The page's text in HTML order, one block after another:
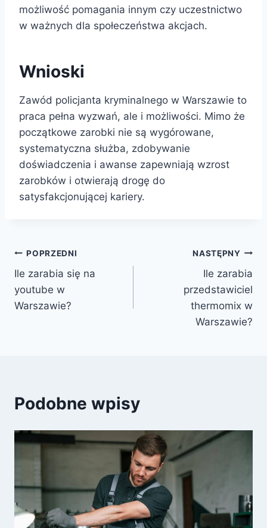
możliwość pomagania innym czy uczestnictwo
w ważnych dla społeczeństwa akcjach.
Wnioski
Zawód policjanta kryminalnego w Warszawie to
praca pełna wyzwań, ale i możliwości. Mimo że
początkowe zarobki nie są wygórowane,
systematyczna służba, zdobywanie
doświadczenia i awanse zapewniają wzrost
zarobków i otwierają drogę do
satysfakcjonującej kariery.
Nawigacja
wpisu
POPRZEDNI
Ile zarabia się na
youtube w
Warszawie?
NASTĘPNY
Ile zarabia
przedstawiciel
thermomix w
Warszawie?
Podobne wpisy